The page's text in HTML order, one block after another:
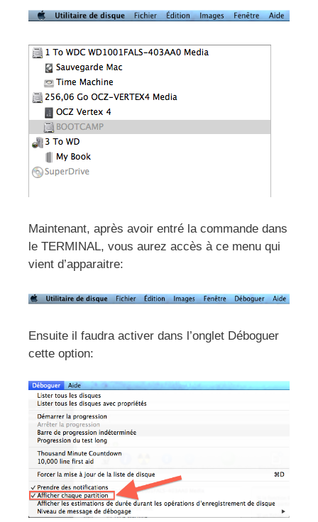
Maintenant, après avoir entré la commande dans
le TERMINAL, vous aurez accès à ce menu qui
vient d’apparaitre:
Ensuite il faudra activer dans l’onglet Déboguer
cette option: